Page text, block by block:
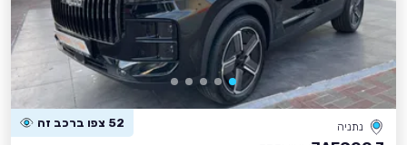
נתניה 52 צפו ברכב זה